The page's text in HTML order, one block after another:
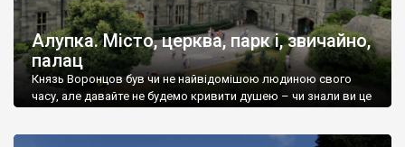
Алупка. Місто, церква, парк і, звичайно,
палац
Князь Воронцов був чи не найвідомішою людиною свого
часу, але давайте не будемо кривити душею – чи знали ви це